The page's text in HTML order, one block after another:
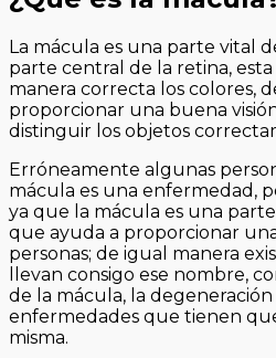
La mácula es una parte vital
parte central de la retina,
manera correcta los colores,
proporcionar una buena
distinguir los objetos
Erróneamente algunas
mácula es una enfermedad,
ya que la mácula es una
que ayuda a proporcionar
personas; de igual manera
llevan consigo ese nombre,
de la mácula, la
enfermedades que tienen
misma.